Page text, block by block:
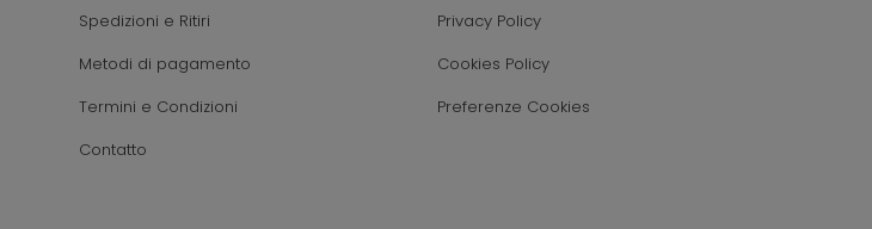
Spedizioni e Ritiri
Metodi di pagamento
Termini e Condizioni
Contatto
Privacy Policy
Cookies Policy
Preferenze Cookies